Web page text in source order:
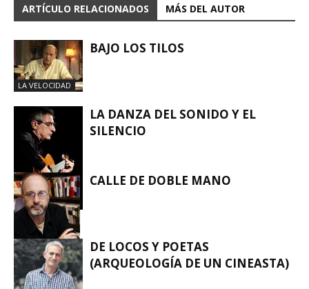
ARTÍCULO RELACIONADOS MÁS DEL AUTOR
LA VELOCIDAD
BAJO LOS TILOS
LA VELOCIDAD
LA DANZA DEL SONIDO Y EL
SILENCIO
LA VELOCIDAD
CALLE DE DOBLE MANO
DE LOCOS Y POETAS
(ARQUEOLOGÍA DE UN CINEASTA)